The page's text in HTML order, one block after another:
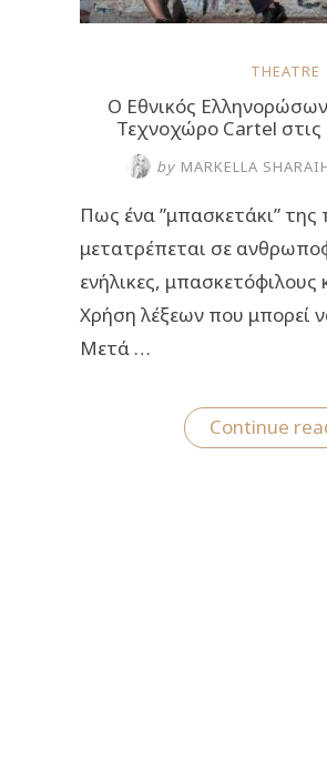
THEATRE
O Eθνικός
Τεχνοχώρο Cartel
by MARKELLA
Πως ένα ”μπασκετάκι” της
μετατρέπεται σε
ενήλικες, μπασκετόφιλους
Χρήση λέξεων που μπορεί
Μετά …
Continue